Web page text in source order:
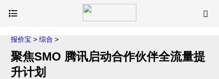
报价宝 >综合 >
聚焦SMO 腾讯启动合作伙伴全流量提
升计划